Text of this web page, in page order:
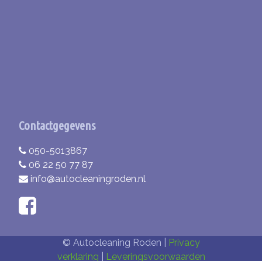
Contactgegevens
050-5013867
06 22 50 77 87
info@autocleaningroden.nl
© Autocleaning Roden |
Privacy
verklaring
Leveringsvoorwaarden